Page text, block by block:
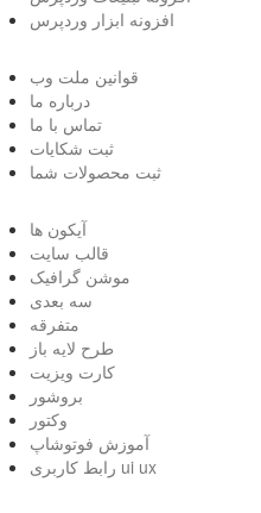
افزونه ابزار وردپرس
قوانین ملت وب
درباره ما
تماس با ما
ثبت شکایات
ثبت محصولات شما
آیکون ها
قالب سایت
موشن گرافیک
سه بعدی
متفرقه
طرح لایه باز
کارت ویزیت
بروشور
وکتور
آموزش فوتوشاپ
رابط کاربری ui ux